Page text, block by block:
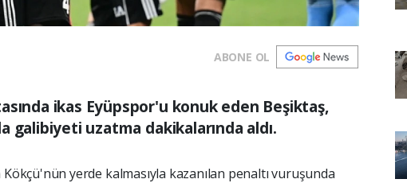
ABONE OL
ikas Eyüpspor'u konuk eden Beşiktaş,
galibiyeti uzatma dakikalarında aldı.
yerde kalmasıyla kazanılan penaltı vuruşunda